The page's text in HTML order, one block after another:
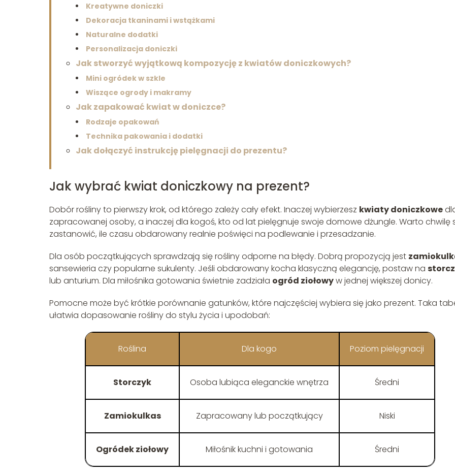
Kreatywne doniczki
Dekoracja tkaninami i wstążkami
Naturalne dodatki
Personalizacja doniczki
Jak stworzyć wyjątkową kompozycję z kwiatów doniczkowych?
Mini ogródek w szkle
Wiszące ogrody i makramy
Jak zapakować kwiat w doniczce?
Rodzaje opakowań
Technika pakowania i dodatki
Jak dołączyć instrukcję pielęgnacji do prezentu?
Jak wybrać kwiat doniczkowy na prezent?
Dobór rośliny to pierwszy krok, od którego zależy cały efekt. Inaczej wybierzesz kwiaty doniczkowe
zapracowanej osoby, a inaczej dla kogoś, kto od lat pielęgnuje swoje domowe dżungle. Warto chwilę
zastanowić, ile czasu obdarowany realnie poświęci na podlewanie i przesadzanie.
Dla osób początkujących sprawdzają się rośliny odporne na błędy. Dobrą propozycją jest
sansewieria czy popularne sukulenty. Jeśli obdarowany kocha klasyczną elegancję, postaw na
lub anturium. Dla miłośnika gotowania świetnie zadziała ogród ziołowyw jednej większej donicy.
Pomocne może być krótkie porównanie gatunków, które najczęściej wybiera się jako prezent. Taka
ułatwia dopasowanie rośliny do stylu życia i upodobań:
Roślina Dla kogo Poziom pielęgnacji
Storczyk Osoba lubiąca eleganckie wnętrza Średni
Zamiokulkas Zapracowany lub początkujący Niski
Ogródek ziołowy Miłośnik kuchni i gotowania Średni